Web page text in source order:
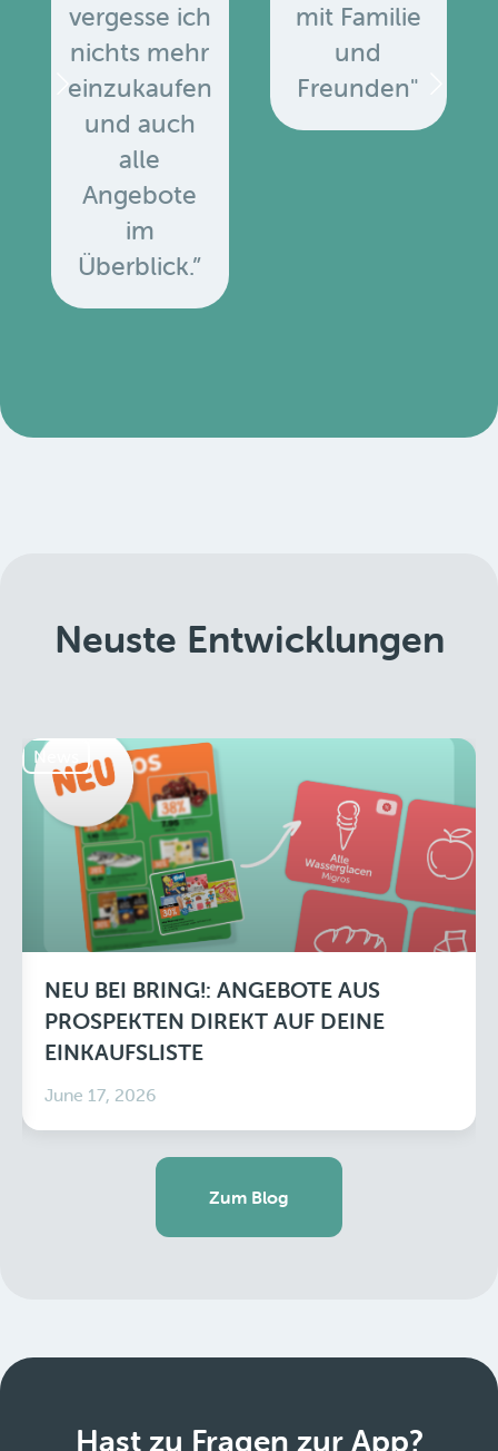
vergesse ich
nichts mehr
einzukaufen
und auch
alle
Angebote
im
Überblick.”
mit Familie
und
Freunden"
Neuste Entwicklungen
News
NEU BEI BRING!: ANGEBOTE AUS
PROSPEKTEN DIREKT AUF DEINE
EINKAUFSLISTE
June 17, 2026
Zum Blog
Hast zu Fragen zur App?